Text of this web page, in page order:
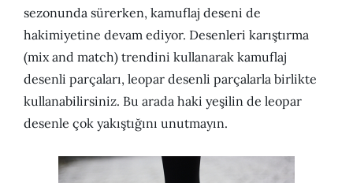
sezonunda sürerken, kamuflaj deseni de
hakimiyetine devam ediyor. Desenleri karıştırma
(mix and match) trendini kullanarak kamuflaj
desenli parçaları, leopar desenli parçalarla birlikte
kullanabilirsiniz. Bu arada haki yeşilin de leopar
desenle çok yakıştığını unutmayın.